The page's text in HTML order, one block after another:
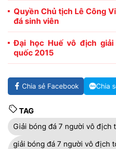
Quyền Chủ tịch Lê Công
đá sinh viên
Đại học Huế vô địch
quốc 2015
Chia sẻ Facebook Chia
TAG
Giải bóng đá 7 người vô địch
giải bóng đá 7 người vô địch